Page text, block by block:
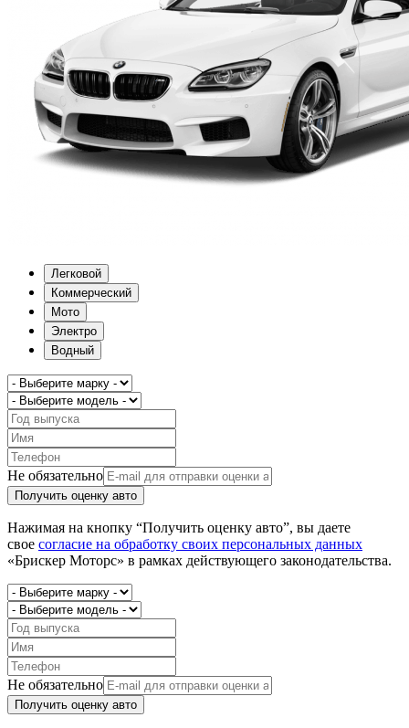
Легковой
Коммерческий
Мото
Электро
Водный
Не обязательно
Получить оценку авто
Нажимая на кнопку “Получить оценку авто”, вы даете
свое согласие на обработку своих персональных данных
«Брискер Моторс» в рамках действующего законодательства.
Не обязательно
Получить оценку авто